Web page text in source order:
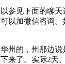
参见下面的聊
以加微信咨询
州的，州那边说
来了。实际2天。